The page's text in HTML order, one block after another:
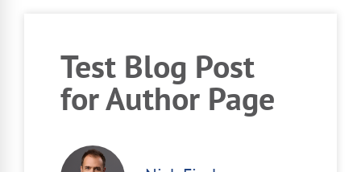
Test Blog Post
for Author Page